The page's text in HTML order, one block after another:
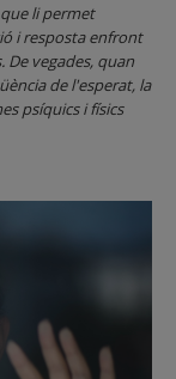
li permet
i resposta enfront
De vegades, quan
de l'esperat, la
psíquics i físics